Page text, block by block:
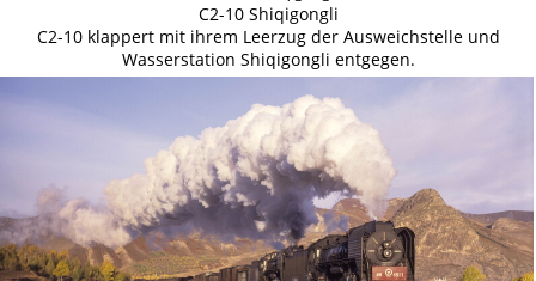
C2-10 Shiqigongli
C2-10 klappert mit ihrem Leerzug der Ausweichstelle und
Wasserstation Shiqigongli entgegen.